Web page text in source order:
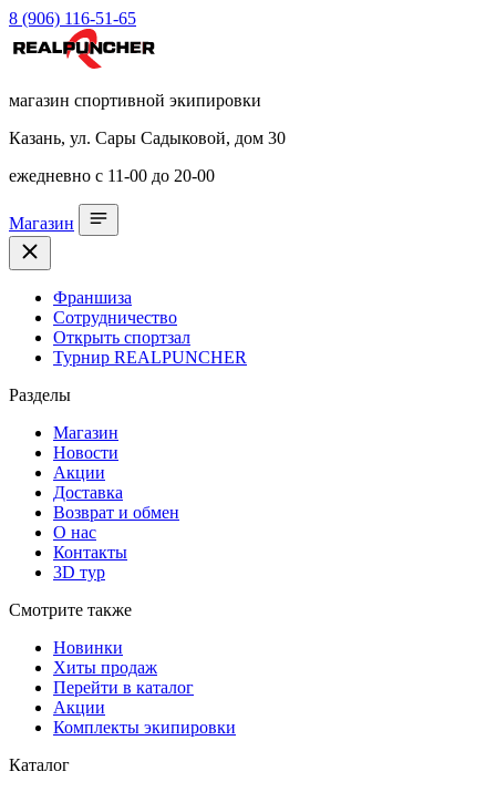
8 (906) 116-51-65
магазин спортивной экипировки
Казань, ул. Сары Садыковой, дом 30
ежедневно с 11-00 до 20-00
Магазин
Франшиза
Сотрудничество
Открыть спортзал
Турнир REALPUNCHER
Разделы
Магазин
Новости
Акции
Доставка
Возврат и обмен
О нас
Контакты
3D тур
Смотрите также
Новинки
Хиты продаж
Перейти в каталог
Акции
Комплекты экипировки
Каталог